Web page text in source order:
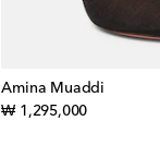
Amina Muaddi
₩ 1,295,000original